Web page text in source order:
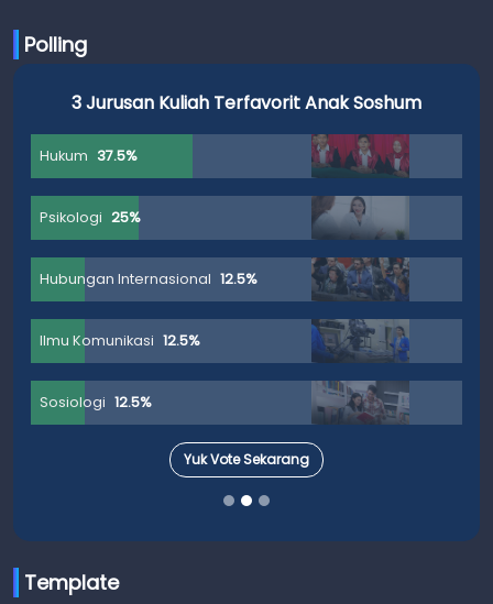
Polling
3 Jurusan Kuliah Terfavorit Anak Soshum
Hukum 37.5%
Psikologi 25%
Hubungan Internasional 12.5%
Ilmu Komunikasi 12.5%
Sosiologi 12.5%
Yuk Vote Sekarang
Template